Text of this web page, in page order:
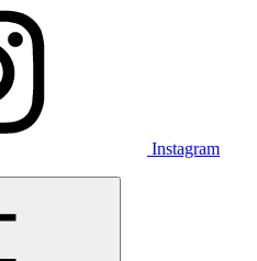
Instagram